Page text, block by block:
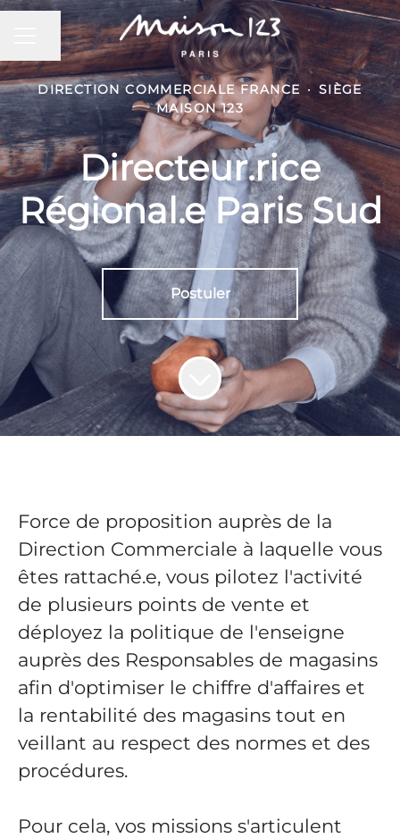
MENU CARRIÈRE
Partager la page
DIRECTION COMMERCIALE FRANCE · SIÈGE
MAISON 123
Directeur.rice
Régional.e Paris Sud
Postuler
Force de proposition auprès de la
Direction Commerciale à laquelle vous
êtes rattaché.e, vous pilotez l'activité
de plusieurs points de vente et
déployez la politique de l'enseigne
auprès des Responsables de magasins
afin d'optimiser le chiffre d'affaires et
la rentabilité des magasins tout en
veillant au respect des normes et des
procédures.
Pour cela, vos missions s'articulent